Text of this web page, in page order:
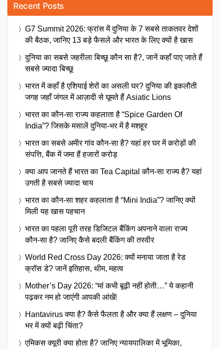
Recent Posts
G7 Summit 2026: फ्रांस में दुनिया के 7 सबसे ताकतवर देशों
की बैठक, जानिए 13 बड़े फैसले और भारत के लिए क्यों है खास
दुनिया का सबसे जहरीला बिच्छू कौन सा है?, जानें कहाँ पाए जाते हैं
सबसे ज्यादा बिच्छू
भारत में कहाँ है एशियाई शेरों का असली घर? दुनिया की इकलौती
जगह जहाँ जंगल में आज़ादी से घूमते हैं Asiatic Lions
भारत का कौन-सा राज्य कहलाता है “Spice Garden Of
India”? जिसके मसालें दुनिया-भर में है मशहूर
भारत का सबसे अमीर गांव कौन-सा है? यहां हर घर में करोड़ों की
संपत्ति, बैंक में जमा हैं हजारों करोड़
क्या आप जानते हैं भारत का Tea Capital कौन-सा राज्य है? यहां
उगती है सबसे ज्यादा चाय
भारत का कौन-सा शहर कहलाता है “Mini India”? जानिए क्यों
मिली यह खास पहचान
भारत का पहला पूरी तरह डिजिटल बैंकिंग अपनाने वाला राज्य
कौन-सा है? जानिए कैसे बदली बैंकिंग की तस्वीर
World Red Cross Day 2026: क्यों मनाया जाता है रेड
क्रॉस डे? जानें इतिहास, थीम, महत्व
Mother’s Day 2026: “मां कभी बूढ़ी नहीं होती…” ये कहानी
पढ़कर नम हो जाएंगी आपकी आंखें!
Hantavirus क्या है? कैसे फैलता है और क्या हैं लक्षण – दुनिया
भर में क्यों बढ़ी चिंता?
एमिकस क्यूरी क्या होता है? जानिए न्यायपालिका में भूमिका,